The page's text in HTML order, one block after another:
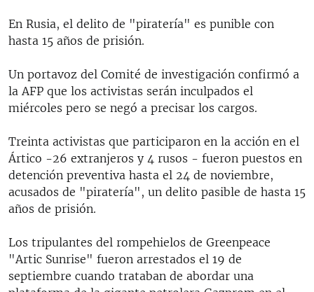
En Rusia, el delito de "piratería" es punible con
hasta 15 años de prisión.
Un portavoz del Comité de investigación confirmó a
la AFP que los activistas serán inculpados el
miércoles pero se negó a precisar los cargos.
Treinta activistas que participaron en la acción en el
Ártico -26 extranjeros y 4 rusos - fueron puestos en
detención preventiva hasta el 24 de noviembre,
acusados de "piratería", un delito pasible de hasta 15
años de prisión.
Los tripulantes del rompehielos de Greenpeace
"Artic Sunrise" fueron arrestados el 19 de
septiembre cuando trataban de abordar una